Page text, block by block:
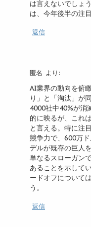
は言えないでしょ
は、今年後半の注
返信
匿名 より:
AI業界の動向を俯
り」と「淘汰」が
4000社中40%が消
的に映るが、これ
と言える。特に注
競争力で、600万
デルが既存の巨人
単なるスローガン
あることを示して
ードオフについて
う。
返信